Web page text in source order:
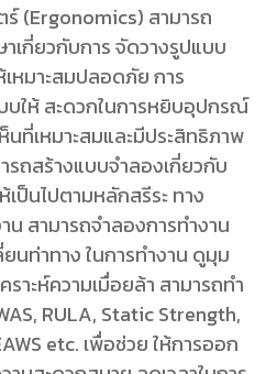
ร์ (Ergonomics) สามารถ
เกี่ยวกับการ จัดวางรูปแบบ
หมาะสมปลอดภัย การ
ให้ สะดวกในการหยิบอุปกรณ์
ที่เหมาะสมและมีประสิทธิภาพ
ถสร้างแบบจําลองเกี่ยวกับ
ป็นไปตามหลักสรีระ ทาง
น สามารถจําลองการทํางาน
นท่าทาง ในการทํางาน ดูมุม
าะห์ความเมื่อยล้า สามารถทํา
RULA, Static Strength,
etc. เพื่อช่วย ให้การออก